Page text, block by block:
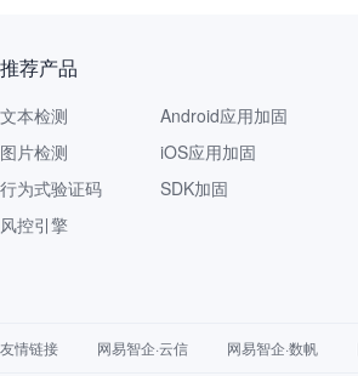
推荐产品
文本检测
图片检测
行为式验证码
风控引擎
Android应用加固
iOS应用加固
SDK加固
友情链接 网易智企·云信 网易智企·数帆